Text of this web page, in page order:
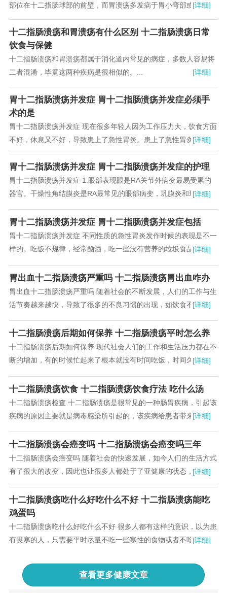
部位在十二指肠球部的前壁，而胃溃疡多发病于胃小弯部或者幽门
部位，所以是很容易被区分开的。...
[详细]
十二指肠溃疡和胃溃疡有什么区别 十二指肠溃疡日常
饮食与保健
十二指肠溃疡和胃溃疡都属于消化道内常见的病症，多数人容易将
二者混淆，毕竟这两种疾病是很相似的。...
[详细]
胃十二指肠溃疡并发症 胃十二指肠溃疡并发症必须手
术的是
胃十二指肠溃疡并发症 现在很多年轻人因为工作压力大，饮食方面
不好，休息又不好，导致患上了急性胃炎。患上了急性胃炎一定要
懂得的做调养。但是，很多急性胃炎患者对于急性胃炎存在一些认
识误区，下面就为大家做一下介绍...
[详细]
胃十二指肠溃疡并发症 胃十二指肠溃疡并发症的护理
胃十二指肠溃疡并发症 1.眼部表现眼是RA关节外病变最易受累的
器官。干燥性角结膜炎是RA最常见的眼部病变，巩膜炎和环状角膜
以及眼球运动障碍...
[详细]
胃十二指肠溃疡并发症 胃十二指肠溃疡并发症包括
胃十二指肠溃疡并发症 不同性质的急性胃炎发作时候的表现是不一
样的。吃饭不规律，经常酗酒，吃一些没有营养的垃圾食品，不注
及时治疗，养成一个良好的饮食习惯才是健康的王道...
[详细]
胃出血十二指肠溃疡严重吗 十二指肠溃疡胃出血咋办
胃出血十二指肠溃疡严重吗 随着社会的不断发展，人们的工作与生
活节奏越来越快，导致了很多的不良习惯的出现，如饮食不合理、
发病原因有那些呢，下面我们了解一下相关的发病原因...
[详细]
十二指肠溃疡后期如何保养 十二指肠溃疡平时怎么养
十二指肠溃疡后期如何保养 现代社会人们的工作和生活压力都在不
断的增加，有的时候忙起来了根本就没有时间吃饭，时间久了就会
胃下垂，除了按照医生的建议合理治疗之外，养胃也是不可忽视
的...
[详细]
十二指肠溃疡饮食 十二指肠溃疡饮食疗法 吃什么汤
十二指肠溃疡检查 十二指肠溃疡是很常见的一种肠胃疾病，引起该
疾病的原因主要就是病毒感染所引起的，该疾病给患者带来的危害
家在发现该疾病的时候一定要及时治疗...
[详细]
十二指肠溃疡会癌变吗 十二指肠溃疡会癌变吗三年
十二指肠溃疡会癌变吗 随着社会的快速发展，如今人们的生活方式
有了很大的改变，因此也让很多人都处于了亚健康的状态，更导致
种病给患者带来的痛苦是巨大的，不要认为无所谓...
[详细]
十二指肠溃疡吃什么好吃什么不好 十二指肠溃疡能吃
鸡蛋吗
十二指肠溃疡吃什么好吃什么不好 很多人都有这样的意识，以为患
有畏寒的人，只需要平时尽量不吃一些寒性的食物或者不吃冰凉的
蜜，这是为什么呢?下面，跟着小编一起来了解一下吧...
[详细]
查看更多健康文章